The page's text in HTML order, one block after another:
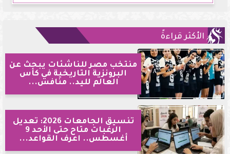
الأكثر قراءةً
منتخب مصر للناشئات يبحث عن
البرونزية التاريخية في كأس
العالم لليد.. منافس...
تنسيق الجامعات 2026: تعديل
الرغبات متاح حتى الأحد 9
أغسطس.. اعرف القواعد...